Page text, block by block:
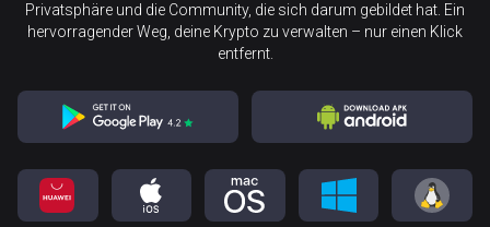
Privatsphäre und die Community, die sich darum gebildet hat. Ein
hervorragender Weg, deine Krypto zu verwalten – nur einen Klick
entfernt.